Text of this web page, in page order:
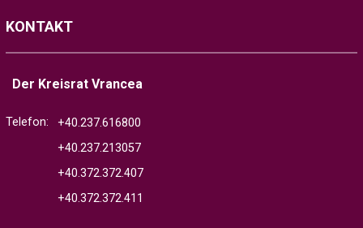
KONTAKT
Der Kreisrat Vrancea
Telefon:
+40.237.616800
+40.237.213057
+40.372.372.407
+40.372.372.411